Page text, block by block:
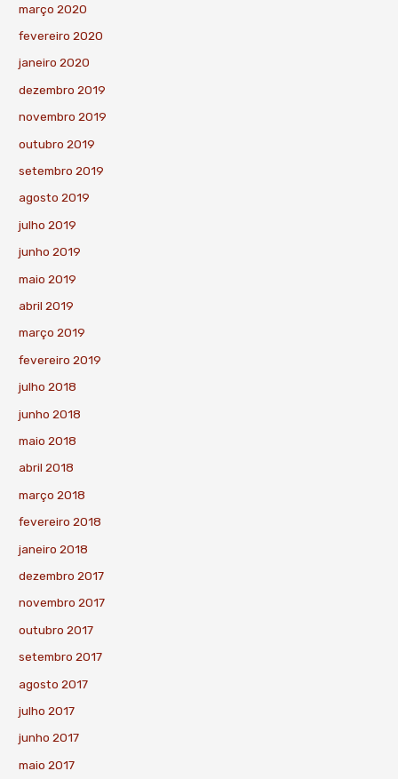
março 2020
fevereiro 2020
janeiro 2020
dezembro 2019
novembro 2019
outubro 2019
setembro 2019
agosto 2019
julho 2019
junho 2019
maio 2019
abril 2019
março 2019
fevereiro 2019
julho 2018
junho 2018
maio 2018
abril 2018
março 2018
fevereiro 2018
janeiro 2018
dezembro 2017
novembro 2017
outubro 2017
setembro 2017
agosto 2017
julho 2017
junho 2017
maio 2017